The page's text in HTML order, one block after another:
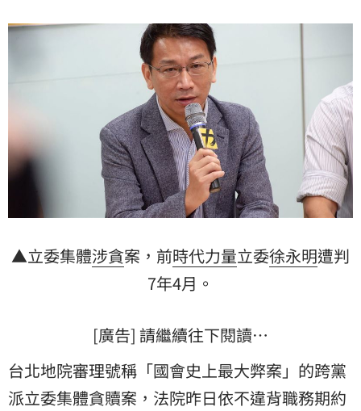
▲立委集體涉貪案，前時代力量立委徐永明遭判
7年4月。
[廣告] 請繼續往下閱讀…
台北地院審理號稱「國會史上最大弊案」的跨黨
派立委集體貪贖案，法院昨日依不違背職務期約